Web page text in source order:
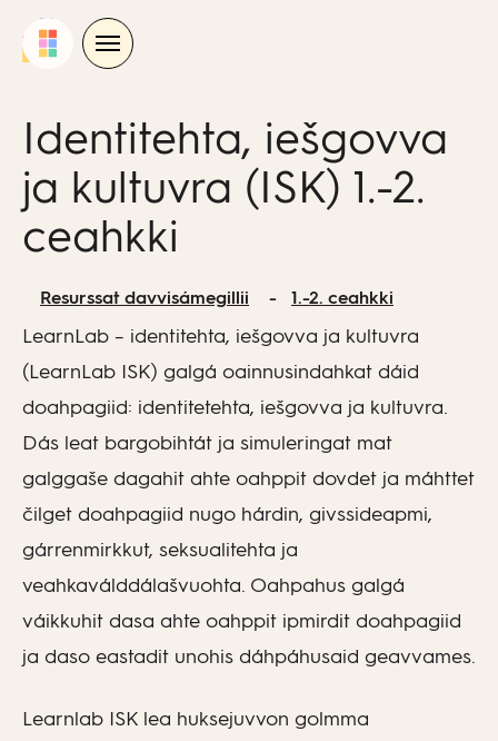
Identitehta, iešgovva
ja kultuvra (ISK) 1.-2.
ceahkki
Resurssat davvisámegillii 1.-2. ceahkki
LearnLab – identitehta, iešgovva ja kultuvra
(LearnLab ISK) galgá oainnusindahkat dáid
doahpagiid: identitetehta, iešgovva ja kultuvra.
Dás leat bargobihtát ja simuleringat mat
galggaše dagahit ahte oahppit dovdet ja máhttet
čilget doahpagiid nugo hárdin, givssideapmi,
gárrenmirkkut, seksualitehta ja
veahkaválddálašvuohta. Oahpahus galgá
váikkuhit dasa ahte oahppit ipmirdit doahpagiid
ja daso eastadit unohis dáhpáhusaid geavvames.
Learnlab ISK lea huksejuvvon golmma